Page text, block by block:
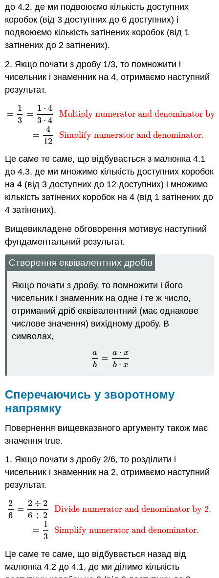
до 4.2, де ми подвоюємо кількість доступних
коробок (від 3 доступних до 6 доступних) і
подвоюємо кількість затінених коробок (від 1
затінених до 2 затінених).
2. Якщо почати з дробу 1/3, то помножити і
чисельник і знаменник на 4, отримаємо наступний
результат.
=
1
3
=
1 ⋅ 4
3 ⋅ 4
=
4
12
Multiply numerator and denominator by
Simplify numerator and denominator.
3= 43 ⋅ 4 Multiply numerator and denominator by 4.
Це саме те саме, що відбувається з малюнка 4.1
до 4.3, де ми множимо кількість доступних коробок
на 4 (від 3 доступних до 12 доступних) і множимо
кількість затінених коробок на 4 (від 1 затінених до
4 затінених).
Вищевикладене обговорення мотивує наступний
фундаментальний результат.
Створення еквівалентних дробів
Якщо почати з дробу, то помножити і його
чисельник і знаменник на одне і те ж число,
отриманий дріб еквівалентний (має однакове
числове значення) вихідному дробу. В
символах,
a
b
=
a ⋅ x
b ⋅ x
ab =a ⋅xb⋅x
Сперечаючись у зворотному
напрямку
Повернення вищевказаного аргументу також має
значення true.
1. Якщо почати з дробу 2/6, то розділити і
чисельник і знаменник на 2, отримаємо наступний
результат.
2
6
=
2 ÷ 2
6 ÷ 2
=
1
3
Divide numerator and denominator by 2.
Simplify numerator and denominator.
26 ÷26÷2 Divide numerator and denominator by 2.
Це саме те саме, що відбувається назад від
малюнка 4.2 до 4.1, де ми ділимо кількість